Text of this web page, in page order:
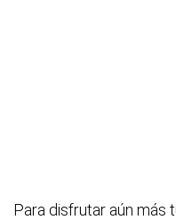
Para disfrutar aún más